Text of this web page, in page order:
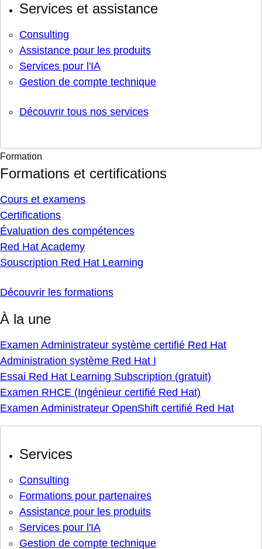
Services et assistance
Consulting
Assistance pour les produits
Services pour l'IA
Gestion de compte technique
Découvrir tous nos services
Formation
Formations et certifications
Cours et examens
Certifications
Évaluation des compétences
Red Hat Academy
Souscription Red Hat Learning
Découvrir les formations
À la une
Examen Administrateur système certifié Red Hat
Administration système Red Hat I
Essai Red Hat Learning Subscription (gratuit)
Examen RHCE (Ingénieur certifié Red Hat)
Examen Administrateur OpenShift certifié Red Hat
Services
Consulting
Formations pour partenaires
Assistance pour les produits
Services pour l'IA
Gestion de compte technique